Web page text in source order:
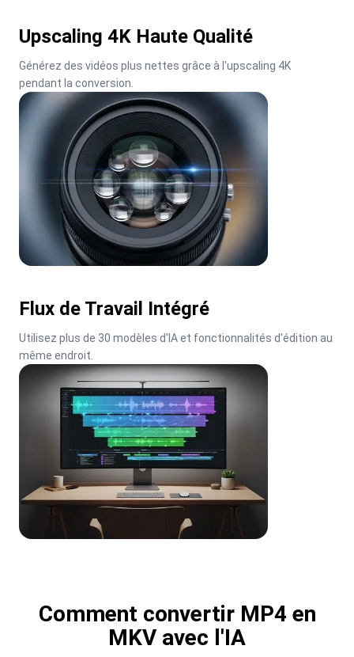
Upscaling 4K Haute Qualité
Générez des vidéos plus nettes grâce à l'upscaling 4K
pendant la conversion.
Flux de Travail Intégré
Utilisez plus de 30 modèles d'IA et fonctionnalités d'édition au
même endroit.
Comment convertir MP4 en
MKV avec l'IA